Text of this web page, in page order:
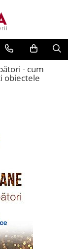
- cum
obiectele